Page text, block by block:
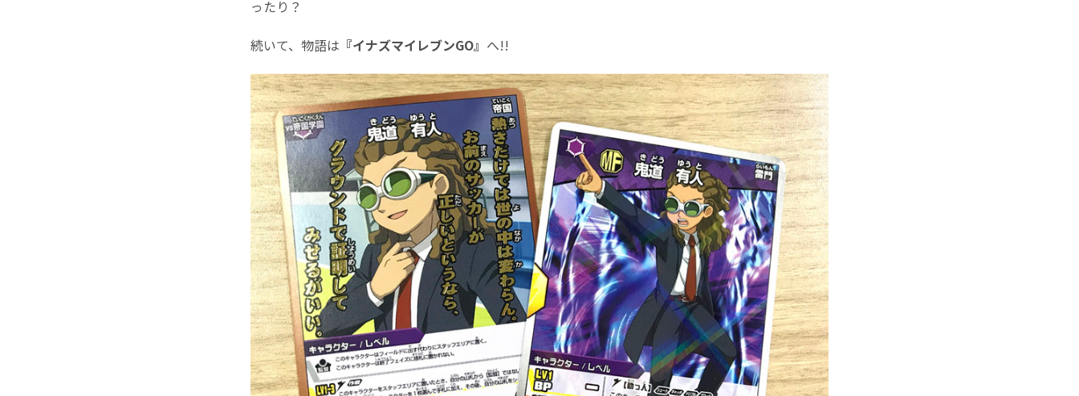
ったり？
続いて、物語は 『イナズマイレブンGO』 へ!!